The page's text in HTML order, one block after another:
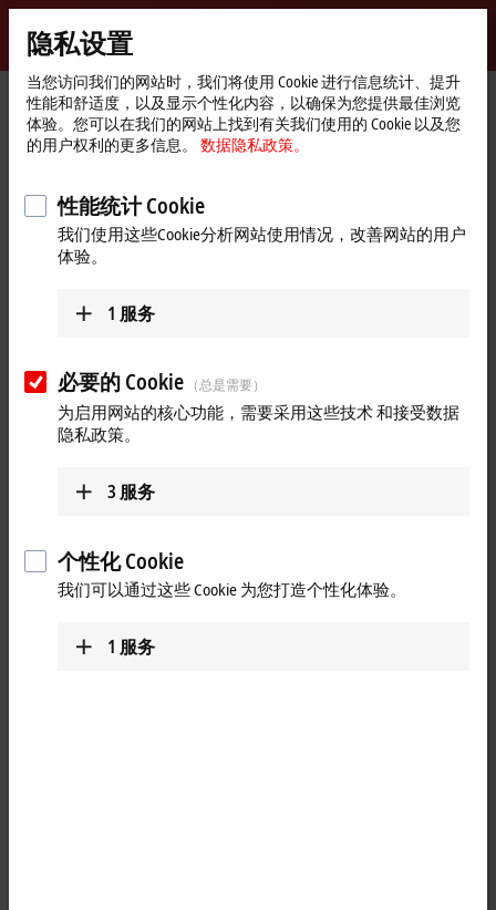
Beckhoff
-
自
动
化
技
术
Start
page
公司简介
最新资讯
TwinCAT MC3：新一代运动控制软件产品
Video
2024年11月13日
TwinCAT MC3：新一代运动控制软
期视频中，我们的专家将展示 TwinCAT MC3 的巨大潜力，并阐
述如何利用它来优化与改进现有应用。
更多关于此视频的信息
隐私设置
当您访问我们的网站时，我们将使用 Cookie 进行信息统计、提升
性能和舒适度，以及显示个性化内容，以确保为您提供最佳浏览
体验。您可以在我们的网站上找到有关我们使用的 Cookie 以及您
的用户权利的更多信息。
数据隐私政策。
性能统计 Cookie
我们使用这些Cookie分析网站使用情况，改善网站的用户
体验。
1 服务
必要的 Cookie （总是需要）
为启用网站的核心功能，需要采用这些技术 和接受数据
隐私政策。
3 服务
个性化 Cookie
我们可以通过这些 Cookie 为您打造个性化体验。
1 服务